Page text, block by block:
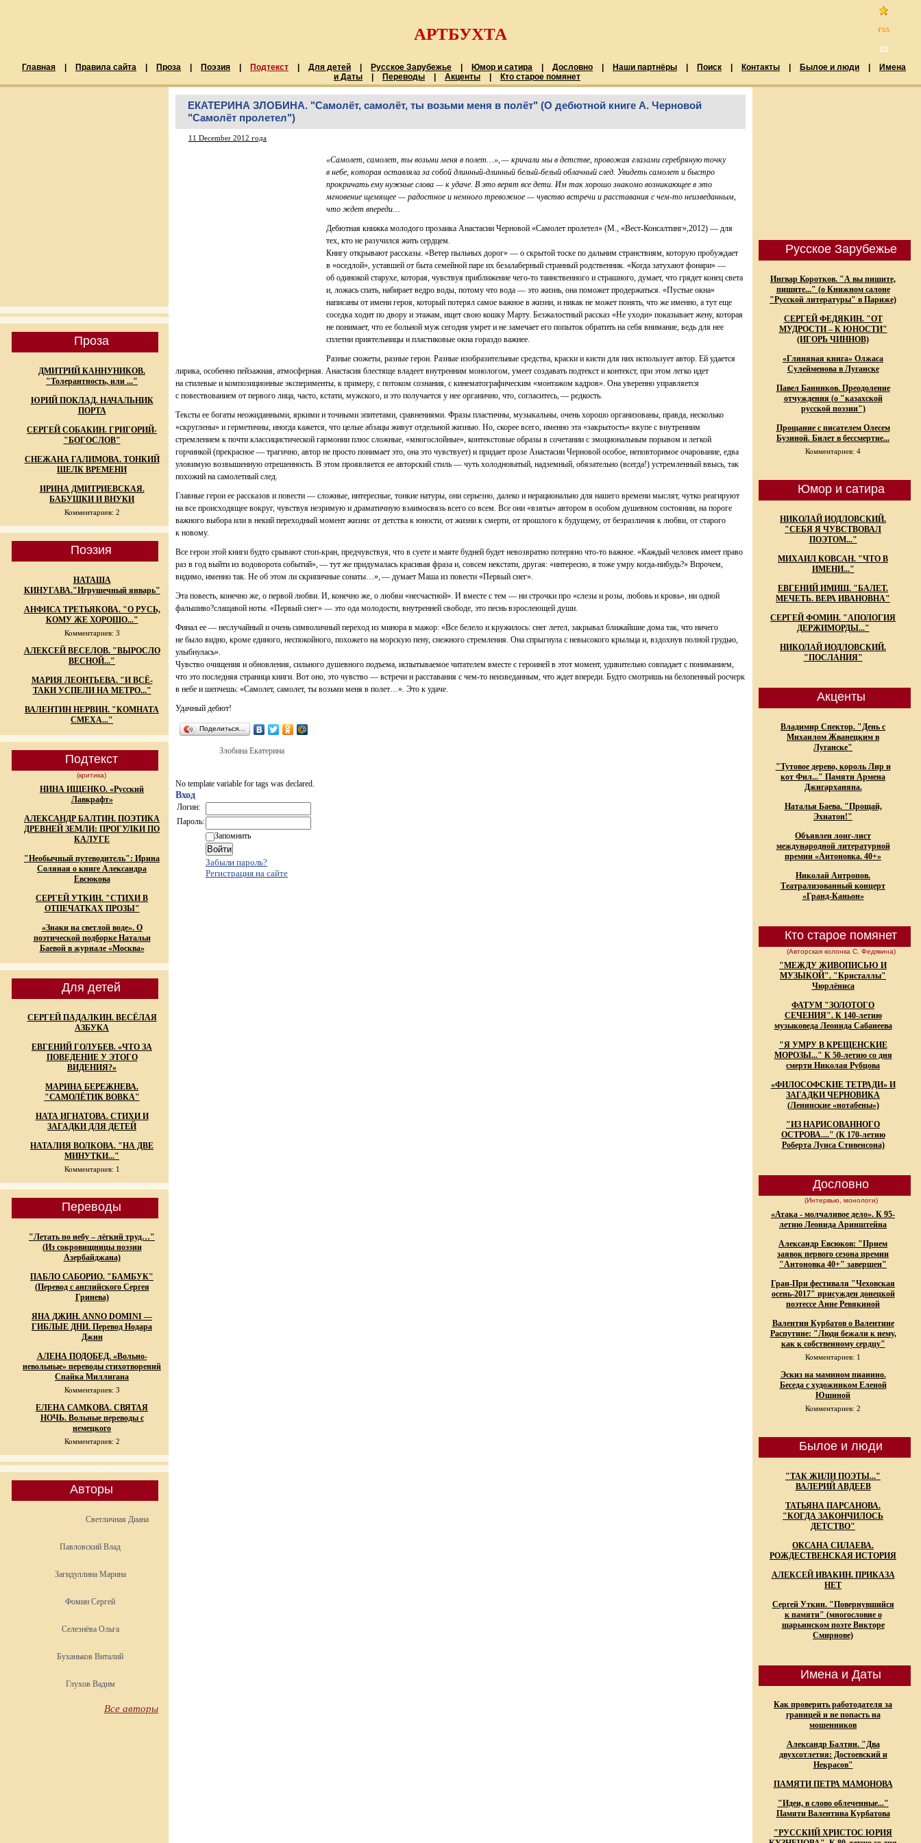
АРТБУХТА
Главная Правила сайта Проза Поэзия Подтекст Для детей Русское Зарубежье Юмор и сатира Дословно Наши партнёры Поиск Контакты Былое и люди
Имена
и Даты
Переводы Акценты Кто старое помянет
Проза
ДМИТРИЙ КАННУНИКОВ.
"Толерантность, или ..."
ЮРИЙ ПОКЛАД. НАЧАЛЬНИК
ПОРТА
СЕРГЕЙ СОБАКИН. ГРИГОРИЙ-
"БОГОСЛОВ"
СНЕЖАНА ГАЛИМОВА. ТОНКИЙ
ШЕЛК ВРЕМЕНИ
ИРИНА ДМИТРИЕВСКАЯ.
БАБУШКИ И ВНУКИ
Комментариев: 2
Поэзия
НАТАША
КИНУГАВА."Игрушечный январь"
АНФИСА ТРЕТЬЯКОВА. "О РУСЬ,
КОМУ ЖЕ ХОРОШО..."
Комментариев: 3
АЛЕКСЕЙ ВЕСЕЛОВ. "ВЫРОСЛО
ВЕСНОЙ..."
МАРИЯ ЛЕОНТЬЕВА. "И ВСЁ-
ТАКИ УСПЕЛИ НА МЕТРО..."
ВАЛЕНТИН НЕРВИН. "КОМНАТА
СМЕХА..."
Подтекст
(критика)
НИНА ИЩЕНКО. «Русский
Лавкрафт»
АЛЕКСАНДР БАЛТИН. ПОЭТИКА
ДРЕВНЕЙ ЗЕМЛИ: ПРОГУЛКИ ПО
КАЛУГЕ
"Необычный путеводитель": Ирина
Соляная о книге Александра
Евсюкова
СЕРГЕЙ УТКИН. "СТИХИ В
ОТПЕЧАТКАХ ПРОЗЫ"
«Знаки на светлой воде». О
поэтической подборке Натальи
Баевой в журнале «Москва»
Для детей
СЕРГЕЙ ПАДАЛКИН. ВЕСЁЛАЯ
АЗБУКА
ЕВГЕНИЙ ГОЛУБЕВ. «ЧТО ЗА
ПОВЕДЕНИЕ У ЭТОГО
ВИДЕНИЯ?»
МАРИНА БЕРЕЖНЕВА.
"САМОЛЁТИК ВОВКА"
НАТА ИГНАТОВА. СТИХИ И
ЗАГАДКИ ДЛЯ ДЕТЕЙ
НАТАЛИЯ ВОЛКОВА. "НА ДВЕ
МИНУТКИ..."
Комментариев: 1
Переводы
"Летать по небу – лёгкий труд…"
(Из сокровищницы поэзии
Азербайджана)
ПАБЛО САБОРИО. "БАМБУК"
(Перевод с английского Сергея
Гринева)
ЯНА ДЖИН. ANNO DOMINI —
ГИБЛЫЕ ДНИ. Перевод Нодара
Джин
АЛЕНА ПОДОБЕД. «Вольно-
невольные» переводы стихотворений
Спайка Миллигана
Комментариев: 3
ЕЛЕНА САМКОВА. СВЯТАЯ
НОЧЬ. Вольные переводы с
немецкого
Комментариев: 2
Авторы
Светличная Диана
Павловский Влад
Загидуллина Марина
Фомин Сергей
Селезнёва Ольга
Буханьков Виталий
Глухов Вадим
Все авторы
ЕКАТЕРИНА ЗЛОБИНА. "Самолёт, самолёт, ты возьми меня в полёт" (О дебютной книге А. Черновой
"Самолёт пролетел")
11 December 2012 года
«Самолет, самолет, ты возьми меня в полет…», — кричали мы в детстве, провожая глазами серебряную точку
в небе, которая оставляла за собой длинный-длинный белый-белый облачный след. Увидеть самолет и быстро
прокричать ему нужные слова — к удаче. В это верят все дети. Им так хорошо знакомо возникающее в это
мгновение щемящее — радостное и немного тревожное — чувство встречи и расставания с чем-то неизведанным,
что ждет впереди…
Дебютная книжка молодого прозаика Анастасии Черновой «Самолет пролетел» (М., «Вест-Консалтинг»,2012) — для
тех, кто не разучился жить сердцем.
Книгу открывают рассказы. «Ветер пыльных дорог» — о скрытой тоске по дальним странствиям, которую пробуждает
в «оседлой», уставшей от быта семейной паре их безалаберный странный родственник. «Когда затухают фонари» —
об одинокой старухе, которая, чувствуя приближение чего-то таинственного и страшного, думает, что грядет конец света
и, ложась спать, набирает ведро воды, потому что вода — это жизнь, она поможет продержаться. «Пустые окна»
написаны от имени героя, который потерял самое важное в жизни, и никак не может понять, что же именно, а тут еще
соседка ходит по двору и этажам, ищет свою кошку Марту. Безжалостный рассказ «Не уходи» показывает жену, которая
не понимает, что ее больной муж сегодня умрет и не замечает его попыток обратить на себя внимание, ведь для нее
сплетни приятельницы и пластиковые окна гораздо важнее.
Разные сюжеты, разные герои. Разные изобразительные средства, краски и кисти для них использует автор. Ей удается
лирика, особенно пейзажная, атмосферная. Анастасия блестяще владеет внутренним монологом, умеет создавать подтекст и контекст, при этом легко идет
на стилевые и композиционные эксперименты, к примеру, с потоком сознания, с кинематографическим «монтажом кадров». Она уверенно управляется
с повествованием от первого лица, часто, кстати, мужского, и это получается у нее органично, что, согласитесь, — редкость.
Тексты ее богаты неожиданными, яркими и точными эпитетами, сравнениями. Фразы пластичны, музыкальны, очень хорошо организованы, правда, несколько
«скруглены» и герметичны, иногда кажется, что целые абзацы живут отдельной жизнью. Но, скорее всего, именно эта «закрытость» вкупе с внутренним
стремлением к почти классицистической гармонии плюс сложные, «многослойные», контекстовые образы в сочетании с эмоциональным порывом и легкой
горчинкой (прекрасное — трагично, автор не просто понимает это, она это чувствует) и придает прозе Анастасии Черновой особое, неповторимое очарование, едва
уловимую возвышенную отрешенность. В этом проявляется ее авторский стиль — чуть холодноватый, надземный, обязательно (всегда!) устремленный ввысь, так
похожий на самолетный след.
Главные герои ее рассказов и повести — сложные, интересные, тонкие натуры, они серьезно, далеко и нерационально для нашего времени мыслят, чутко реагируют
на все происходящее вокруг, чувствуя незримую и драматичную взаимосвязь всего со всем. Все они «взяты» автором в особом душевном состоянии, на пороге
важного выбора или в некий переходный момент жизни: от детства к юности, от жизни к смерти, от прошлого к будущему, от безразличия к любви, от старого
к новому.
Все герои этой книги будто срывают стоп-кран, предчувствуя, что в суете и маяте будней будет невозвратно потеряно что-то важное. «Каждый человек имеет право
раз в год выйти из водоворота событий», — тут же придумалась красивая фраза и, совсем некстати, другая: «интересно, я тоже умру когда-нибудь?» Впрочем,
видимо, именно так. Не об этом ли скрипичные сонаты…», — думает Маша из повести «Первый снег».
Эта повесть, конечно же, о первой любви. И, конечно же, о любви «несчастной». И вместе с тем — ни строчки про «слезы и розы, любовь и кровь», ни одной
фальшиво?слащавой ноты. «Первый снег» — это ода молодости, внутренней свободе, это песнь взрослеющей души.
Финал ее — неслучайный и очень символичный переход из минора в мажор: «Все белело и кружилось: снег летел, закрывал ближайшие дома так, что ничего
не было видно, кроме единого, неспокойного, похожего на морскую пену, снежного стремления. Она спрыгнула с невысокого крыльца и, вздохнув полной грудью,
улыбнулась».
Чувство очищения и обновления, сильного душевного подъема, испытываемое читателем вместе с героиней в этот момент, удивительно совпадает с пониманием,
что это последняя страница книги. Вот оно, это чувство — встречи и расставания с чем-то неизведанным, что ждет впереди. Будто смотришь на белопенный росчерк
в небе и шепчешь: «Самолет, самолет, ты возьми меня в полет…». Это к удаче.
Удачный дебют!
Поделиться…
Злобина Екатерина
No template variable for tags was declared.
Вход
Логин:
Пароль:
Запомнить
Забыли пароль?
Регистрация на сайте
Русское Зарубежье
Ингвар Коротков. "А вы пишите,
пишите..." (о Книжном салоне
"Русской литературы" в Париже)
СЕРГЕЙ ФЕДЯКИН. "ОТ
МУДРОСТИ – К ЮНОСТИ"
(ИГОРЬ ЧИННОВ)
«Глиняная книга» Олжаса
Сулейменова в Луганске
Павел Банников. Преодоление
отчуждения (о "казахской
русской поэзии")
Прощание с писателем Олесем
Бузиной. Билет в бессмертие...
Комментариев: 4
Юмор и сатира
НИКОЛАЙ ИОДЛОВСКИЙ.
"СЕБЯ Я ЧУВСТВОВАЛ
ПОЭТОМ..."
МИХАИЛ КОВСАН. "ЧТО В
ИМЕНИ..."
ЕВГЕНИЙ ИМИШ. "БАЛЕТ.
МЕЧЕТЬ. ВЕРА ИВАНОВНА"
СЕРГЕЙ ФОМИН. "АПОЛОГИЯ
ДЕРЖИМОРДЫ..."
НИКОЛАЙ ИОДЛОВСКИЙ.
"ПОСЛАНИЯ"
Акценты
Владимир Спектор. "День с
Михаилом Жванецким в
Луганске"
"Тутовое дерево, король Лир и
кот Фил..." Памяти Армена
Джигарханяна.
Наталья Баева. "Прощай,
Эхнатон!"
Объявлен лонг-лист
международной литературной
премии «Антоновка. 40+»
Николай Антропов.
Театрализованный концерт
«Гранд-Каньон»
Кто старое помянет
(Авторская колонка С. Федякина)
"МЕЖДУ ЖИВОПИСЬЮ И
МУЗЫКОЙ". "Кристаллы"
Чюрлёниса
ФАТУМ "ЗОЛОТОГО
СЕЧЕНИЯ". К 140-летию
музыковеда Леонида Сабанеева
"Я УМРУ В КРЕЩЕНСКИЕ
МОРОЗЫ..." К 50-летию со дня
смерти Николая Рубцова
«ФИЛОСОФСКИЕ ТЕТРАДИ» И
ЗАГАДКИ ЧЕРНОВИКА
(Ленинские «нотабены»)
"ИЗ НАРИСОВАННОГО
ОСТРОВА...." (К 170-летию
Роберта Луиса Стивенсона)
Дословно
(Интервью, монологи)
«Атака - молчаливое дело». К 95-
летию Леонида Аринштейна
Александр Евсюков: "Прием
заявок первого сезона премии
"Антоновка 40+" завершен"
Гран-При фестиваля "Чеховская
осень-2017" присужден донецкой
поэтессе Анне Ревякиной
Валентин Курбатов о Валентине
Распутине: "Люди бежали к нему,
как к собственному сердцу"
Комментариев: 1
Эскиз на мамином пианино.
Беседа с художником Еленой
Юшиной
Комментариев: 2
Былое и люди
"ТАК ЖИЛИ ПОЭТЫ..."
ВАЛЕРИЙ АВДЕЕВ
ТАТЬЯНА ПАРСАНОВА.
"КОГДА ЗАКОНЧИЛОСЬ
ДЕТСТВО"
ОКСАНА СИЛАЕВА.
РОЖДЕСТВЕНСКАЯ ИСТОРИЯ
АЛЕКСЕЙ ИВАКИН. ПРИКАЗА
НЕТ
Сергей Уткин. "Повернувшийся
к памяти" (многословие о
шарьинском поэте Викторе
Смирнове)
Имена и Даты
Как проверить работодателя за
границей и не попасть на
мошенников
Александр Балтин. "Два
двухсотлетия: Достоевский и
Некрасов"
ПАМЯТИ ПЕТРА МАМОНОВА
"Идеи, в слово облеченные..."
Памяти Валентина Курбатова
"РУССКИЙ ХРИСТОС ЮРИЯ